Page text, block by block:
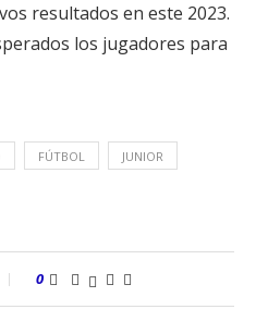
resultados en este 2023.
los jugadores para
FÚTBOL JUNIOR
0